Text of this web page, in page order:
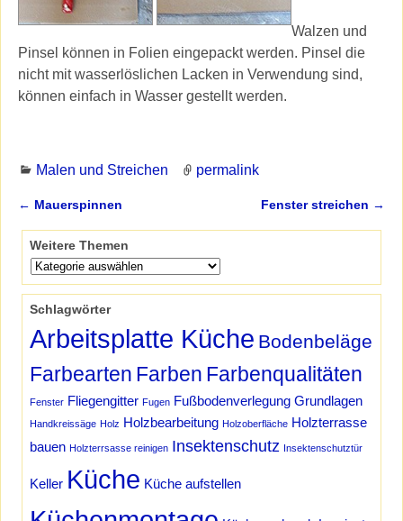
Walzen und
Pinsel können in Folien eingepackt werden. Pinsel die
nicht mit wasserlöslichen Lacken in Verwendung sind,
können einfach in Wasser gestellt werden.
Malen und Streichen permalink
← Mauerspinnen Fenster streichen →
Weitere Themen
Schlagwörter
Arbeitsplatte Küche Bodenbeläge
Farbearten Farben Farbenqualitäten
Fenster Fliegengitter Fugen Fußbodenverlegung Grundlagen
Handkreissäge Holz Holzbearbeitung Holzoberfläche Holzterrasse
bauen Holzterrsasse reinigen Insektenschutz Insektenschutztür
Keller Küche Küche aufstellen